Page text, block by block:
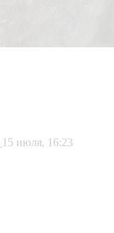
15 июля, 16:23